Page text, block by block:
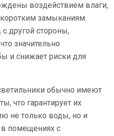
воздействием влаги,
замыканиям.
другой стороны,
значительно
и снижает риски для
обычно имеют
что гарантирует их
не только воды, но и
помещениях с